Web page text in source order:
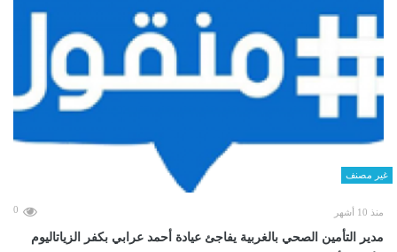
غير مصنف
منذ 10 أشهر 0
مدير التأمين الصحي بالغربية يفاجئ عيادة أحمد عرابي بكفر الزياتاليوم